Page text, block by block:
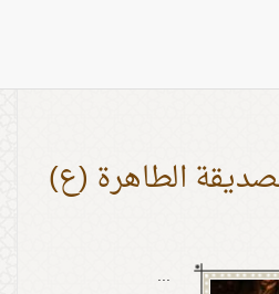
علي (ع)
الطاهرة (ع)
...